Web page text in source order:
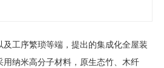
工序繁琐等端，提出的集成化全屋装
纳米高分子材料，原生态竹、木纤